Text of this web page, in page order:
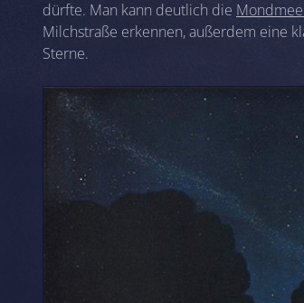
dürfte. Man kann deutlich die
Milchstraße erkennen, außerdem eine
Sterne.